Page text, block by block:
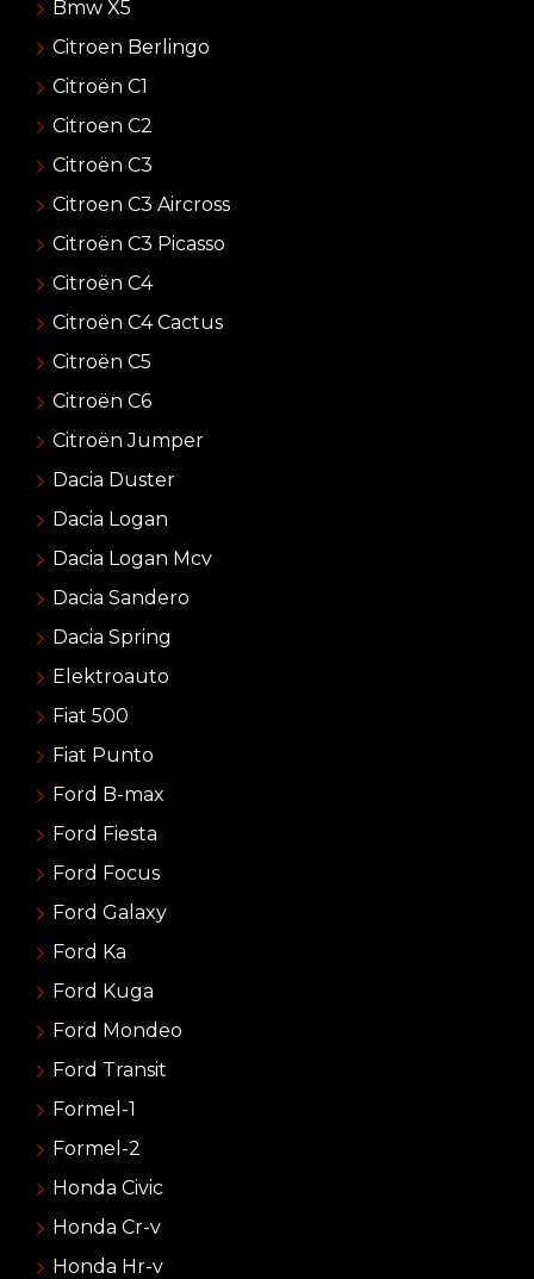
Bmw X5
Citroen Berlingo
Citroën C1
Citroen C2
Citroën C3
Citroen C3 Aircross
Citroën C3 Picasso
Citroën C4
Citroën C4 Cactus
Citroën C5
Citroën C6
Citroën Jumper
Dacia Duster
Dacia Logan
Dacia Logan Mcv
Dacia Sandero
Dacia Spring
Elektroauto
Fiat 500
Fiat Punto
Ford B-max
Ford Fiesta
Ford Focus
Ford Galaxy
Ford Ka
Ford Kuga
Ford Mondeo
Ford Transit
Formel-1
Formel-2
Honda Civic
Honda Cr-v
Honda Hr-v